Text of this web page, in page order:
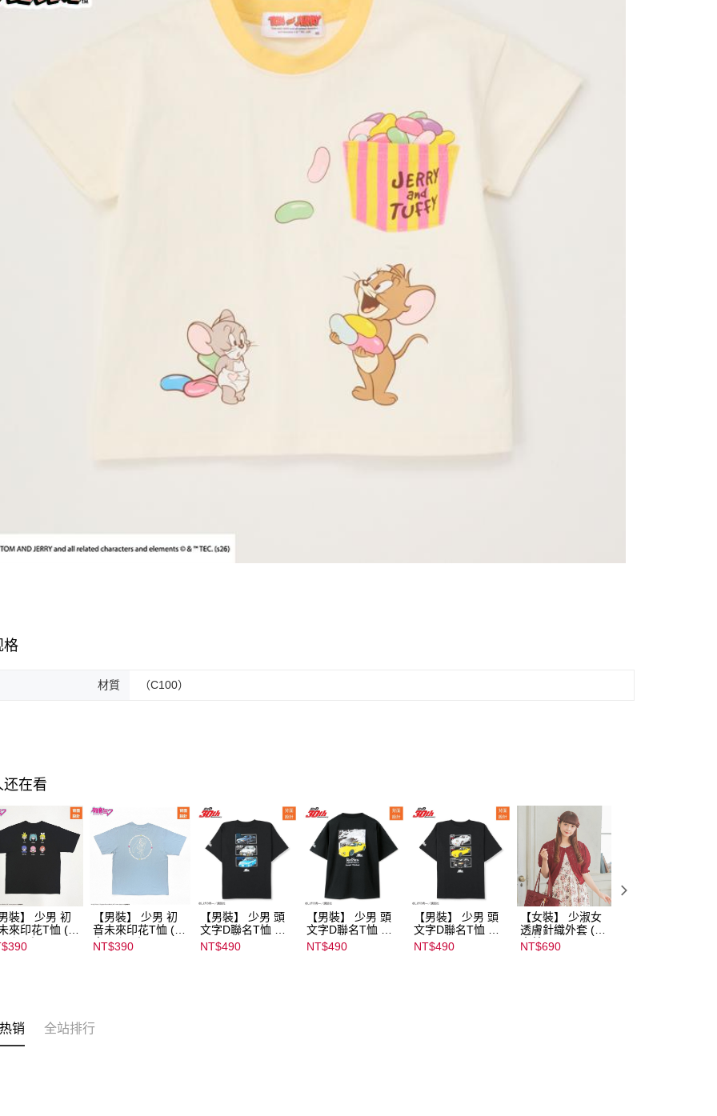
格
材質 （C100）
还在看
裝】 少男 初
來印花T恤 (初
ク) ｜
【男裝】 少男 初
音未來印花T恤 (初
音ミク) ｜
08022B01232000
NT$390
【男裝】 少男 頭
文字D聯名T恤 ｜
07102B01232000
15439
NT$490
【男裝】 少男 頭
文字D聯名T恤 ｜
07102B01232000
15434
NT$490
【男裝】 少男 頭
文字D聯名T恤 ｜
07102B01232000
15437
NT$490
【女裝】 少淑女
透膚針織外套 (青
木美沙子m♡petit
by misako)｜
NT$690
销 全站排行